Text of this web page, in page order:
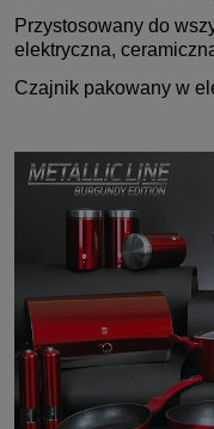
Przystosowany do
elektryczna,
Czajnik pakowany w